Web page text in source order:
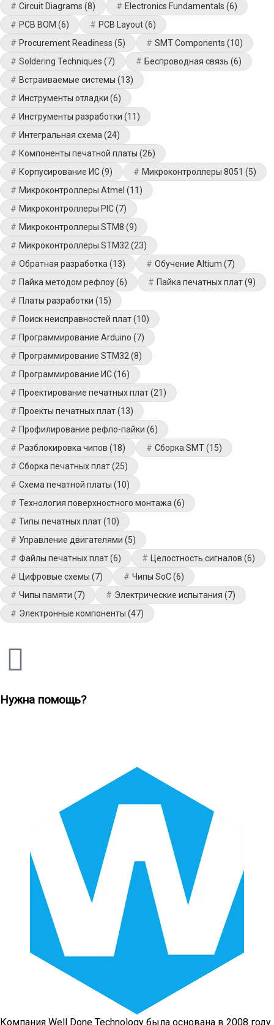
Circuit Diagrams (8) Electronics Fundamentals (6)
PCB BOM (6) PCB Layout(6)
Procurement Readiness (5) SMT Components (10)
Soldering Techniques (7) Беспроводная связь (6)
Встраиваемые системы (13)
Инструменты отладки (6)
Инструменты разработки (11)
Интегральная схема (24)
Компоненты печатной платы (26)
Корпусирование ИС(9) Микроконтроллеры 8051 (5)
Микроконтроллеры Atmel (11)
Микроконтроллеры PIC(7)
Микроконтроллеры STM8 (9)
Микроконтроллеры STM32 (23)
Обратная разработка (13) Обучение Altium (7)
Пайка методом рефлоу(6) Пайка печатных плат(9)
Платы разработки (15)
Поиск неисправностей плат(10)
Программирование Arduino (7)
Программирование STM32 (8)
Программирование ИС(16)
Проектирование печатных плат(21)
Проекты печатных плат(13)
Профилирование рефло-пайки (6)
Разблокировка чипов (18) Сборка SMT(15)
Сборка печатных плат(25)
Схема печатной платы (10)
Технология поверхностного монтажа (6)
Типы печатных плат(10)
Управление двигателями (5)
Файлы печатных плат(6) Целостность сигналов (6)
Цифровые схемы (7) Чипы SoC(6)
Чипы памяти (7) Электрические испытания (7)
Электронные компоненты (47)
Нужна помощь?
Компания Well Done Technology была основана в 2008 году